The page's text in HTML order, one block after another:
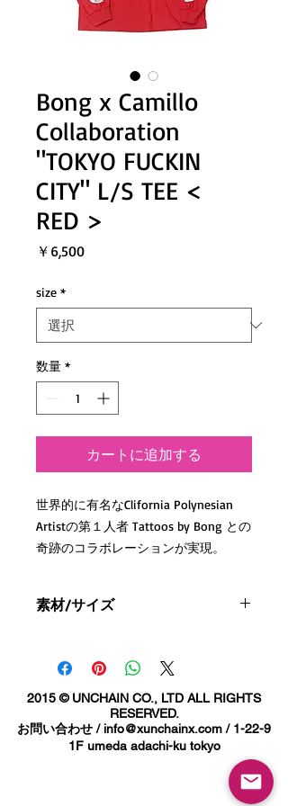
Bong x Camillo
Collaboration
"TOKYO FUCKIN
CITY" L/S TEE <
RED >
￥6,500価
size *
数量 *
カートに追加する
世界的に有名なClifornia Polynesian
Artistの第１人者 Tattoos by Bong との
奇跡のコラボレーションが実現。
現在はLas Vegasのプライベートスタ
US(アメリカ）サイズ着心地良いコッ
トン100％長そでTシャツ！
フロントにはTattoos by Bongの文字
バックと袖にはこのコラボの為だけに
BONGのポリネシアントライバルがプ
素材/サイズ
S / 着丈70cmcm 身幅46.5cmcm 袖丈
61.5cmcm 肩幅44cm
M / 着丈73.5cmcm 身幅52cmcm 袖丈
61.5cmcm 肩幅47.5cm
L/ 着丈75cmcm 身幅56cmcm 袖丈
XL/ 着丈77cmcm 身幅61cmcm 袖丈
2015 © UNCHAIN CO., LTD ALL RIGHTS
RESERVED.
お問い合わせ / info@xunchainx.com/ 1-22-9
1F umeda adachi-ku tokyo